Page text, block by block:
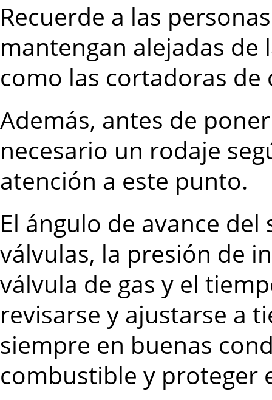
Recuerde a las
mantengan alejadas de
como las cortadoras de
Además, antes de
necesario un rodaje
atención a este punto.
El ángulo de avance
válvulas, la presión de
válvula de gas y el
revisarse y ajustarse a
siempre en buenas
combustible y proteger